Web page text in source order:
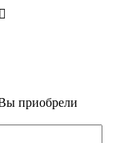
приобрели